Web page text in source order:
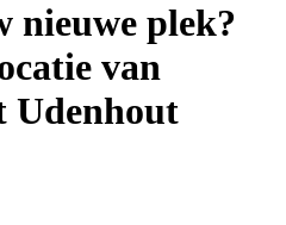
plek?
van
Udenhout